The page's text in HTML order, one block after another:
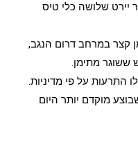
יירט שלושה כלי טיס
קצר במרחב דרום הנגב,
ששוגר מתימן.
התרעות על פי מדיניות.
מוקדם יותר היום